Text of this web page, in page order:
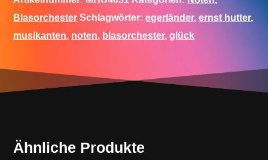
Blasorchester Schlagwörter:egerländer,ernst hutter,
musikanten, noten, blasorchester,glück
Ähnliche Produkte